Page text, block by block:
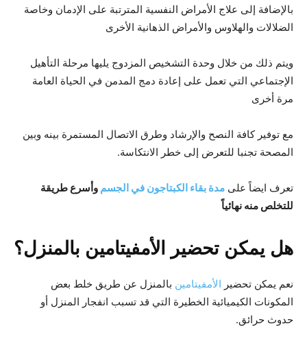
بالإضافة إلى علاج الأمراض النفسية المترتبة على الإدمان وخاصة
الضلالات والهلاوس والأمراض الذهانية الأخرى
ويتم ذلك من خلال وحدة التشخيص المزدوج يليها مرحلة التأهيل
الإجتماعي التي تعمل على إعادة دمج المدمن في الحياة العامة
مرة أخرى
مع توفير كافة النصح والإرشاد وطرق الاتصال المستمرة بينه وبين
المصحة تجنبا للتعرض إلى خطر الانتكاسة.
تعرف ايضاً على مدة بقاء الكبتاجون في الجسم وأسرع طريقة
للتخلص منه نهائياً
هل يمكن تحضير الأمفيتامين بالمنزل؟
نعم يمكن تحضير الأمفيتامين بالمنزل عن طريق خلط بعض
المكونات الكيميائية الخطيرة التي قد تسبب انفجار المنزل أو
حدوث حرائق.